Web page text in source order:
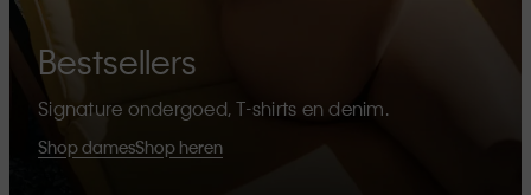
Bestsellers
Signature ondergoed, T-shirts en denim.
Shop damesShop heren